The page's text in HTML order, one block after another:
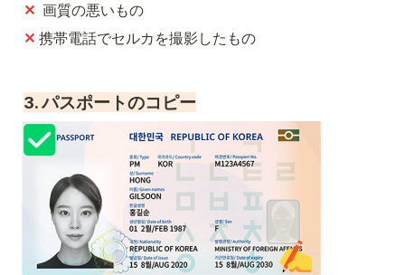
✕ 画質の悪いもの
✕ 携帯電話でセルカを撮影したもの
3. パスポートのコピー